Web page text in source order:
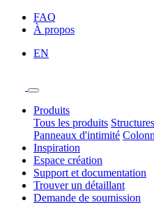
FAQ
À propos
EN
Produits
Tous les produits Structures
Panneaux d'intimité
Inspiration
Espace création
Support et documentation
Trouver un détaillant
Demande de soumission